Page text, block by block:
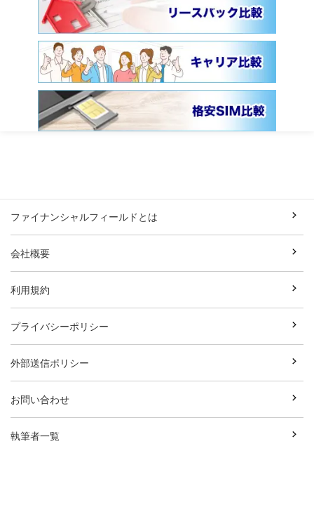
ファイナンシャルフィールドとは
会社概要
利用規約
プライバシーポリシー
外部送信ポリシー
お問い合わせ
執筆者一覧